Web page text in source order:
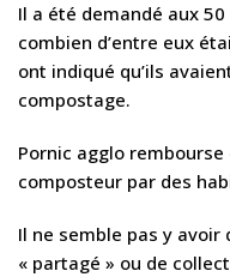
Il a été demandé aux
combien d’entre eux
ont indiqué qu’ils
compostage.
Pornic agglo rembourse
composteur par des
Il ne semble pas y
« partagé » ou de